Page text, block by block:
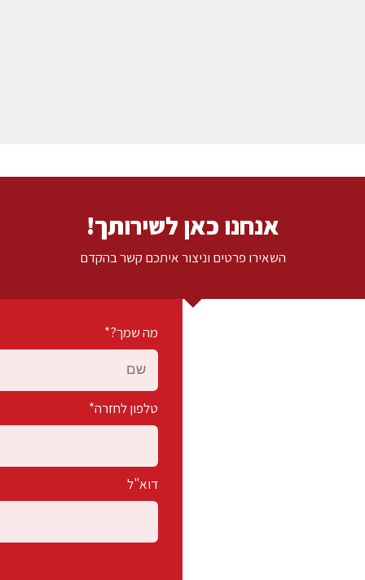
אנחנו כאן לשירותך!
השאירו פרטים וניצור איתכם קשר בהקדם
מה שמך?*
טלפון לחזרה*
דוא"ל